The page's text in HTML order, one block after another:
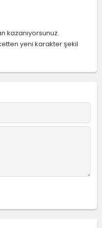
kazanıyorsunuz.
yeni karakter şekil